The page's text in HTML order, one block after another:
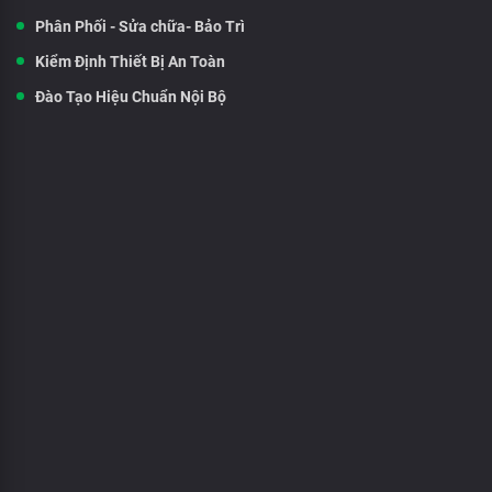
Phân Phối - Sửa chữa- Bảo Trì
Kiểm Định Thiết Bị An Toàn
Đào Tạo Hiệu Chuẩn Nội Bộ